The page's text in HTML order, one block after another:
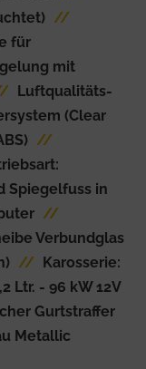
//
für
mit
Luftqualitäts-
(Clear
//
Spiegelfuss in
//
Verbundglas
// Karosserie:
Ltr. - 96 kW 12V
Gurtstraffer
Metallic